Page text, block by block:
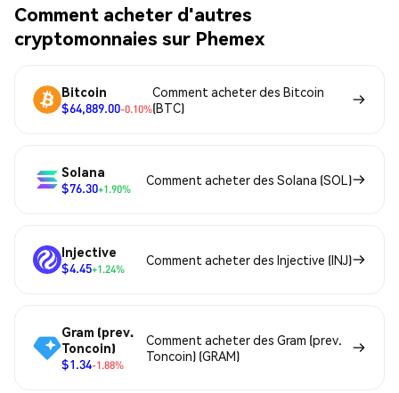
Comment acheter d'autres
cryptomonnaies sur Phemex
Bitcoin
$64,889.00-0.10%
Comment acheter des Bitcoin
(BTC)
Solana
$76.30+1.90%
Comment acheter des Solana (SOL)
Injective
$4.45+1.24%
Comment acheter des Injective (INJ)
Gram (prev.
Toncoin)
$1.34-1.88%
Comment acheter des Gram (prev.
Toncoin) (GRAM)